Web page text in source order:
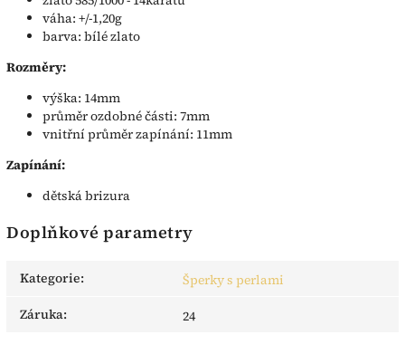
váha: +/-1,20g
barva: bílé zlato
Rozměry:
výška: 14mm
průměr ozdobné části: 7mm
vnitřní průměr zapínání: 11mm
Zapínání:
dětská brizura
Doplňkové parametry
Kategorie:
Šperky s perlami
Záruka: 24